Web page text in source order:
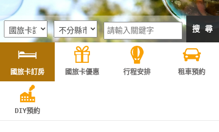
房
灣
訂
房
直接跟飯店訂房HOT
搜 尋
國旅卡訂房 國旅卡優惠 行程安排 租車預約
DIY預約